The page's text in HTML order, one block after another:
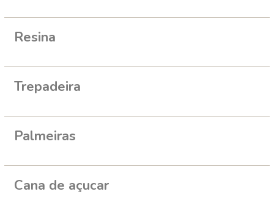
Resina
Trepadeira
Palmeiras
Cana de açucar